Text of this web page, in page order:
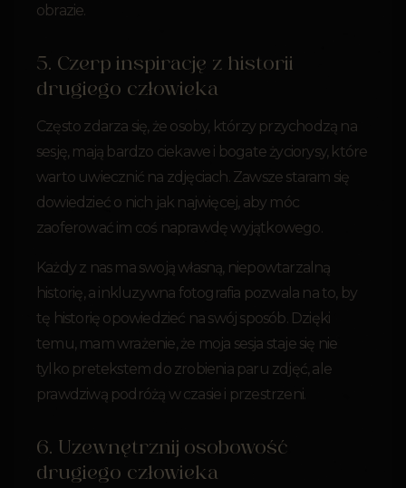
obrazie.
5. Czerp inspirację z historii
drugiego człowieka
Często zdarza się, że osoby, którzy przychodzą na
sesję, mają bardzo ciekawe i bogate życiorysy, które
warto uwiecznić na zdjęciach. Zawsze staram się
dowiedzieć o nich jak najwięcej, aby móc
zaoferować im coś naprawdę wyjątkowego.
Każdy z nas ma swoją własną, niepowtarzalną
historię, a inkluzywna fotografia pozwala na to, by
tę historię opowiedzieć na swój sposób. Dzięki
temu, mam wrażenie, że moja sesja staje się nie
tylko pretekstem do zrobienia paru zdjęć, ale
prawdziwą podróżą w czasie i przestrzeni.
6. Uzewnętrznij osobowość
drugiego człowieka